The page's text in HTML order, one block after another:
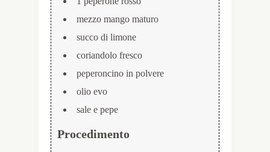
mezzo mango maturo
succo di limone
coriandolo fresco
peperoncino in polvere
olio evo
sale e pepe
Procedimento